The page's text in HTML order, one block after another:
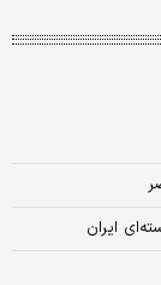
ایران